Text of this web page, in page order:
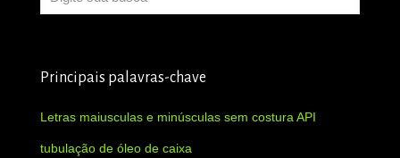
Principais palavras-chave
Letras maiusculas e minúsculas sem costura API
tubulação de óleo de caixa